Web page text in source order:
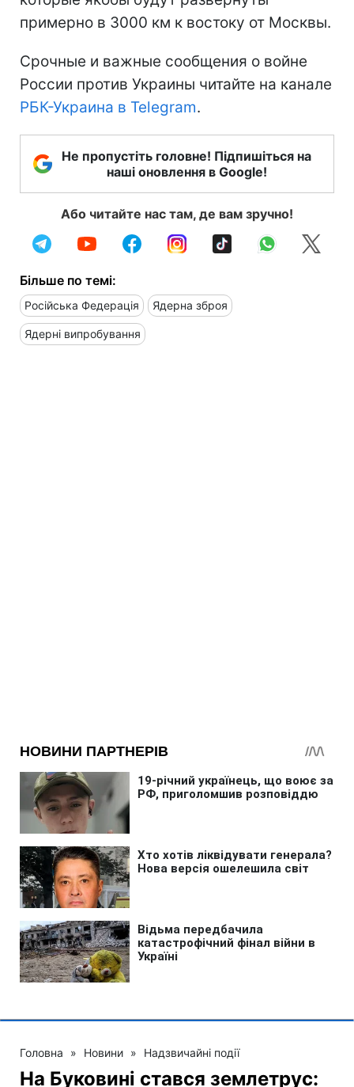
примерно в 3000 км к востоку от Москвы.
Срочные и важные сообщения о войне
России против Украины читайте на канале
РБК-Украина в Telegram.
Не пропустіть головне! Підпишіться на
наші оновлення в Google!
Або читайте нас там, де вам зручно!
Більше по темі:
Російська Федерація Ядерна зброя
Ядерні випробування
Головна » Новини » Надзвичайні події
На Буковині стався землетрус: